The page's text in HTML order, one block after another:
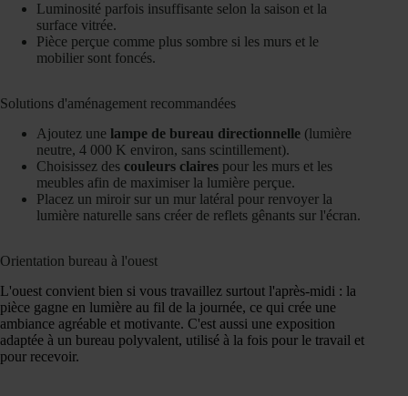
Luminosité parfois insuffisante selon la saison et la
surface vitrée.
Pièce perçue comme plus sombre si les murs et le
mobilier sont foncés.
Solutions d'aménagement recommandées
Ajoutez une lampe de bureau directionnelle (lumière
neutre, 4 000 K environ, sans scintillement).
Choisissez des couleurs claires pour les murs et les
meubles afin de maximiser la lumière perçue.
Placez un miroir sur un mur latéral pour renvoyer la
lumière naturelle sans créer de reflets gênants sur l'écran.
Orientation bureau à l'ouest
L'ouest convient bien si vous travaillez surtout l'après-midi : la
pièce gagne en lumière au fil de la journée, ce qui crée une
ambiance agréable et motivante. C'est aussi une exposition
adaptée à un bureau polyvalent, utilisé à la fois pour le travail et
pour recevoir.